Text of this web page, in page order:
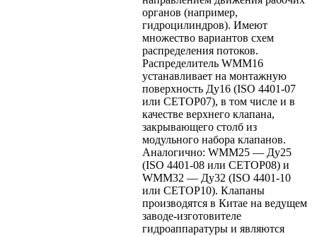
органов (например,
гидроцилиндров). Имеют
множество вариантов схем
распределения потоков.
Распределитель WMM16
устанавливает на монтажную
поверхность Ду16 (ISO 4401-07
или CETOP07), в том числе и в
качестве верхнего клапана,
закрывающего столб из
модульного набора клапанов.
Аналогично: WMM25 — Ду25
(ISO 4401-08 или CETOP08) и
WMM32 — Ду32 (ISO 4401-10
или CETOP10). Клапаны
производятся в Китае на ведущем
заводе-изготовителе
гидроаппаратуры и являются